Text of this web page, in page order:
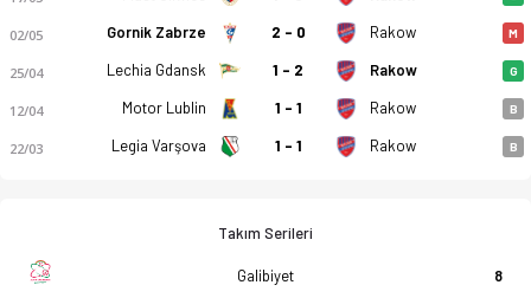
02/05 Gornik Zabrze 2 - 0 Rakow M
25/04 Lechia Gdansk 1 - 2 Rakow G
12/04 Motor Lublin 1 - 1 Rakow B
22/03 Legia Varşova 1 - 1 Rakow B
Takım Serileri
Galibiyet 8